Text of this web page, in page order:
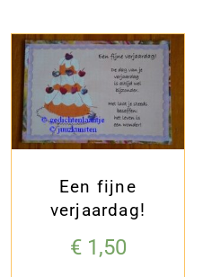
Een fijne
verjaardag!
€1,50